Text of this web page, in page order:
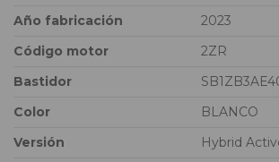
Año fabricación
2023
Código motor
2ZR
Bastidor
Color
BLANCO
Versión
Hybrid